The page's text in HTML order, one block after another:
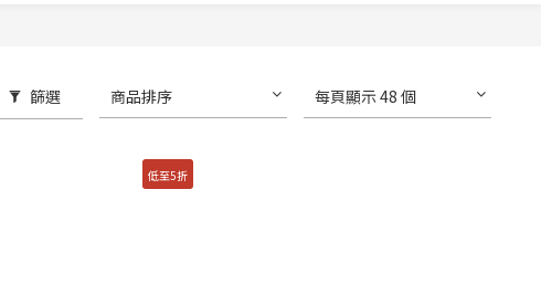
篩選 商品排序 每頁顯示 48 個
低至5折